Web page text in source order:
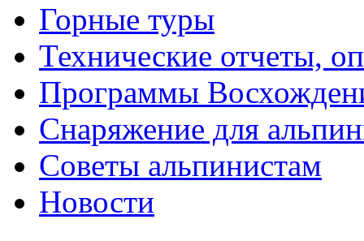
Горные туры
Технические отчеты,
Программы
Снаряжение для
Советы альпинистам
Новости